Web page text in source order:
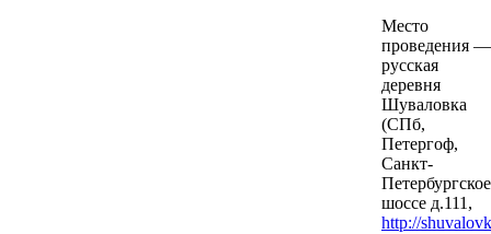
Место
проведения —
русская
деревня
Шуваловка
(СПб,
Петергоф,
Санкт-
Петербургское
шоссе д.111,
http://